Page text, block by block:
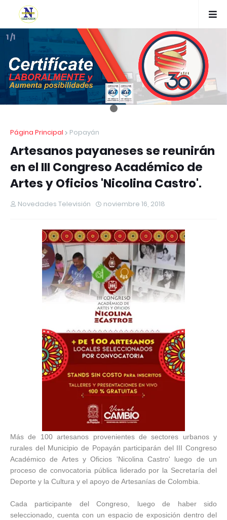
1 /1
Página Principal Popayán
Artesanos payaneses se reunirán
en el III Congreso Académico de
Artes y Oficios 'Nicolina Castro'.
Novedades Televisión noviembre 16, 2018
Más de 100 artesanos provenientes de sectores urbanos y
rurales del Municipio de Popayán participarán del III Congreso
Académico de Artes y Oficios 'Nicolina Castro' luego de un
proceso de convocatoria pública liderado por la Secretaría del
Deporte y la Cultura y el apoyo de Artesanías de Colombia.
Cada participante del Congreso, luego de haber sido
seleccionado, cuenta con un espacio de exposición dentro del